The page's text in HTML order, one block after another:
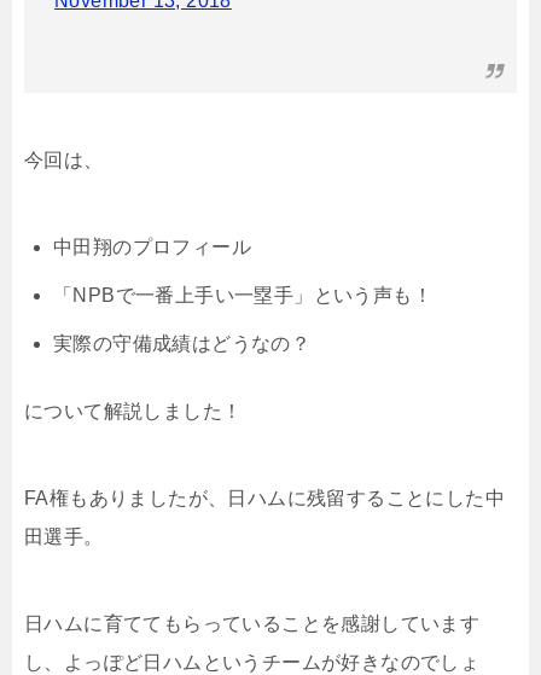
今回は、
中田翔のプロフィール
「NPBで一番上手い一塁手」という声も！
実際の守備成績はどうなの？
について解説しました！
FA権もありましたが、日ハムに残留することにした中
田選手。
日ハムに育ててもらっていることを感謝しています
し、よっぽど日ハムというチームが好きなのでしょ